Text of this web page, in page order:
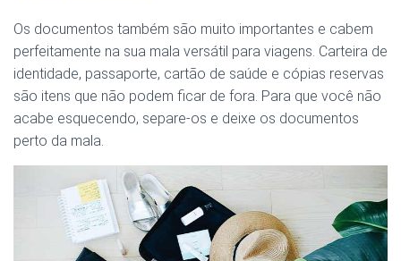
Os documentos também são muito importantes e cabem
perfeitamente na sua mala versátil para viagens. Carteira de
identidade, passaporte, cartão de saúde e cópias reservas
são itens que não podem ficar de fora. Para que você não
acabe esquecendo, separe-os e deixe os documentos
perto da mala.